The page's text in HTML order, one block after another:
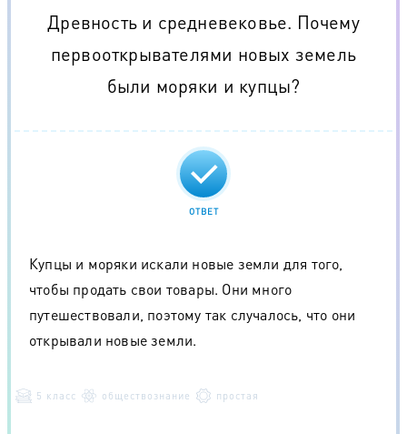
Древность и средневековье. Почему
первооткрывателями новых земель
были моряки и купцы?
ОТВЕТ
Купцы и моряки искали новые земли для того,
чтобы продать свои товары. Они много
путешествовали, поэтому так случалось, что они
открывали новые земли.
5 класс обществознание простая